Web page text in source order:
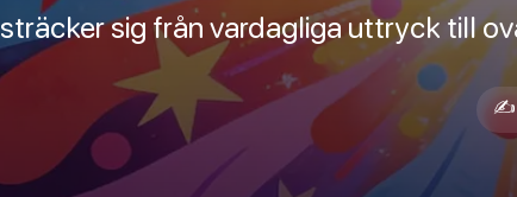
sträcker sig från vardagliga uttryck till
✍️